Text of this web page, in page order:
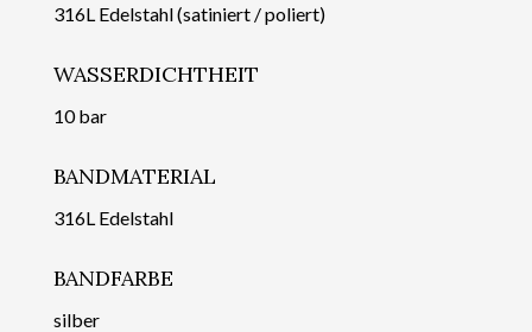
316L Edelstahl (satiniert / poliert)
WASSERDICHTHEIT
10 bar
BANDMATERIAL
316L Edelstahl
BANDFARBE
silber